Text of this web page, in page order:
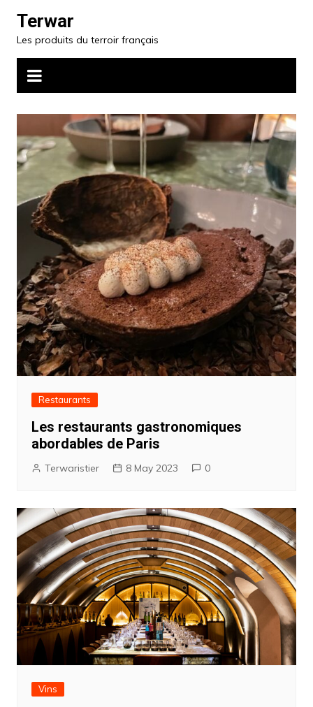
content
Terwar
Les produits du terroir français
Restaurants
Les restaurants gastronomiques
abordables de Paris
Terwaristier 8 May 2023 0
Vins